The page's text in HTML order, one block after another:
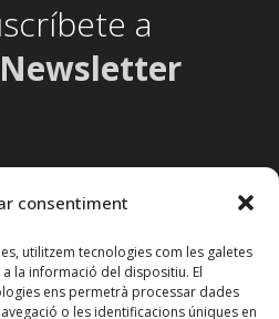
consentiment
utilitzem tecnologies com les galetes
la informació del dispositiu. El
ens permetrà processar dades
o les identificacions úniques en
a
Newsletter